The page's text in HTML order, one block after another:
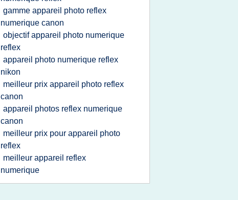
gamme appareil photo reflex
numerique canon
objectif appareil photo numerique
reflex
appareil photo numerique reflex
nikon
meilleur prix appareil photo reflex
canon
appareil photos reflex numerique
canon
meilleur prix pour appareil photo
reflex
meilleur appareil reflex
numerique